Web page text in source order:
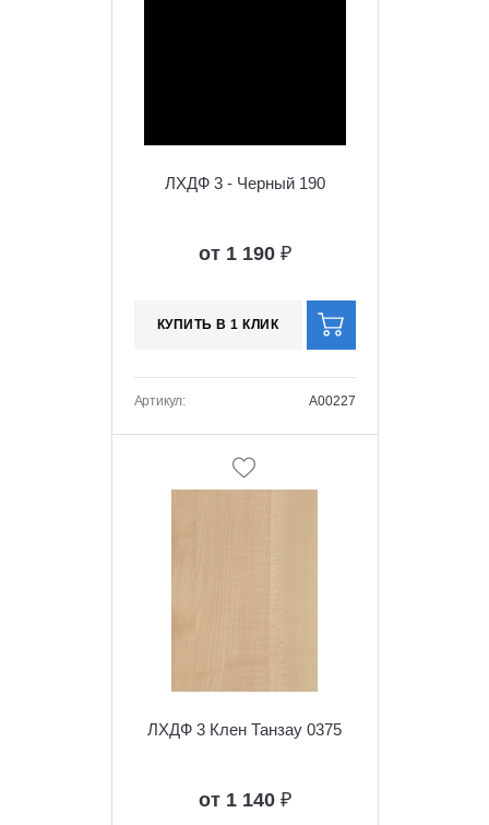
ЛХДФ 3 - Черный 190
от 1 190 ₽
КУПИТЬ В 1 КЛИК
Артикул: A00227
ЛХДФ 3 Клен Танзау 0375
от 1 140 ₽